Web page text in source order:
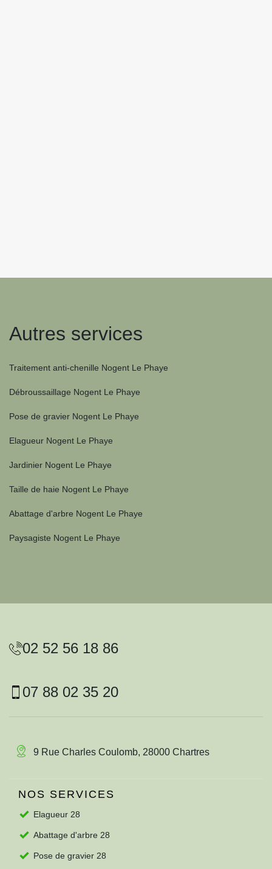
Autres services
Traitement anti-chenille Nogent Le Phaye
Débroussaillage Nogent Le Phaye
Pose de gravier Nogent Le Phaye
Elagueur Nogent Le Phaye
Jardinier Nogent Le Phaye
Taille de haie Nogent Le Phaye
Abattage d'arbre Nogent Le Phaye
Paysagiste Nogent Le Phaye
02 52 56 18 86
07 88 02 35 20
9 Rue Charles Coulomb, 28000 Chartres
NOS SERVICES
Elagueur 28
Abattage d'arbre 28
Pose de gravier 28